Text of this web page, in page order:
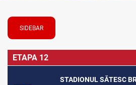
SIDEBAR
ETAPA 12
STADIONUL SĂTESC